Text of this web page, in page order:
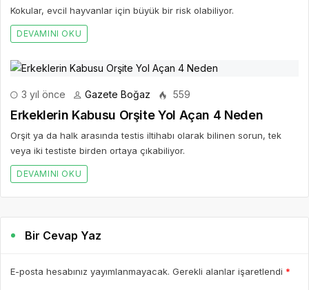
Kokular, evcil hayvanlar için büyük bir risk olabiliyor.
DEVAMINI OKU
3 yıl önce Gazete Boğaz 559
Erkeklerin Kabusu Orşite Yol Açan 4 Neden
Orşit ya da halk arasında testis iltihabı olarak bilinen sorun, tek
veya iki testiste birden ortaya çıkabiliyor.
DEVAMINI OKU
Bir Cevap Yaz
E-posta hesabınız yayımlanmayacak. Gerekli alanlar işaretlendi *